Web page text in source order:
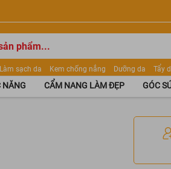
Làm sạch da Kem chống nắng Dưỡng da Tẩy
trang điểm Dưỡng trắng Dior Mỹ phẩm Mặt
Qua
NĂNG CẨM NANG LÀM ĐẸP GÓC